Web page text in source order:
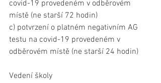
covid-19 provedeném v odběrovém
místě (ne starší 72 hodin)
c) potvrzení o platném negativním AG
testu na covid-19 provedeném v
odběrovém místě (ne starší 24 hodin)
Vedení školy